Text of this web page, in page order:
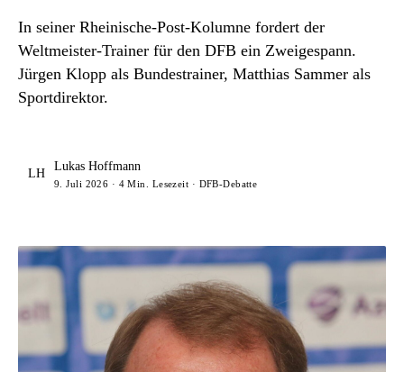
In seiner Rheinische-Post-Kolumne fordert der
Weltmeister-Trainer für den DFB ein Zweigespann.
Jürgen Klopp als Bundestrainer, Matthias Sammer als
Sportdirektor.
LH
Lukas Hoffmann
9. Juli 2026 · 4 Min. Lesezeit · DFB-Debatte